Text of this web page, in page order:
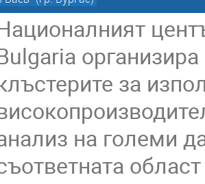
за
на големи